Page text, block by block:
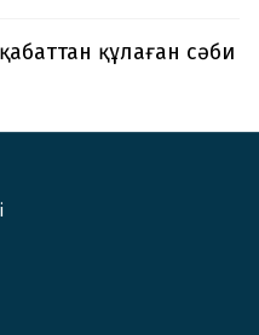
құлаған сәби